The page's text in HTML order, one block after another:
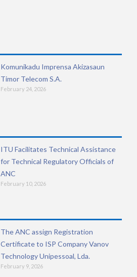
Komunikadu Imprensa Akizasaun
Timor Telecom S.A.
February 24, 2026
ITU Facilitates Technical Assistance
for Technical Regulatory Officials of
ANC
February 10, 2026
The ANC assign Registration
Certificate to ISP Company Vanov
Technology Unipessoal, Lda.
February 9, 2026